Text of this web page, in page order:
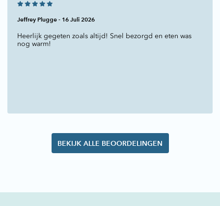
Jeffrey Plugge - 16 Juli 2026
Heerlijk gegeten zoals altijd! Snel bezorgd en eten was
nog warm!
BEKIJK ALLE BEOORDELINGEN